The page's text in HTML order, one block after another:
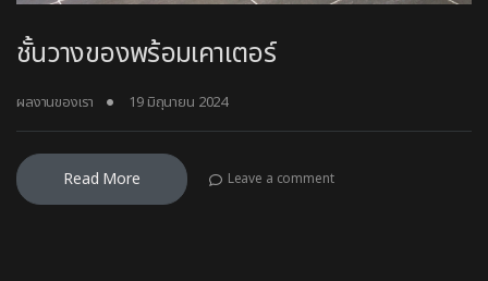
ชั้นวางของพร้อมเคาเตอร์
ผลงานของเรา 19 มิถุนายน 2024
Read More Leave a comment